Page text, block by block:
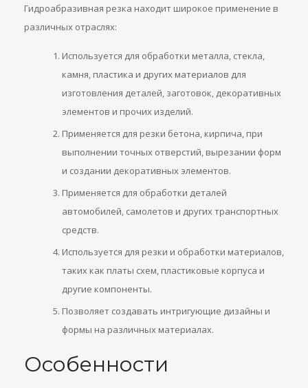
Гидроабразивная резка находит широкое применение в
различных отраслях:
Используется для обработки металла, стекла,
камня, пластика и других материалов для
изготовления деталей, заготовок, декоративных
элементов и прочих изделий.
Применяется для резки бетона, кирпича, при
выполнении точных отверстий, вырезании форм
и создании декоративных элементов.
Применяется для обработки деталей
автомобилей, самолетов и других транспортных
средств.
Используется для резки и обработки материалов,
таких как платы схем, пластиковые корпуса и
другие компоненты.
Позволяет создавать интригующие дизайны и
формы на различных материалах.
Особенности